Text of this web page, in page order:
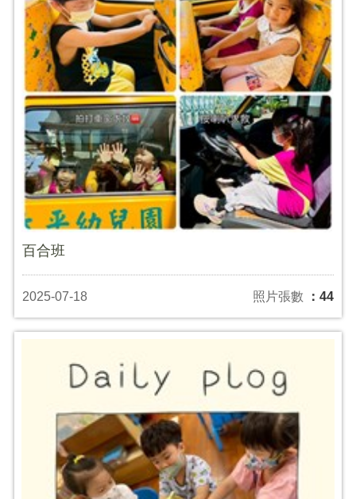
百合班
2025-07-18 照片張數 ：44